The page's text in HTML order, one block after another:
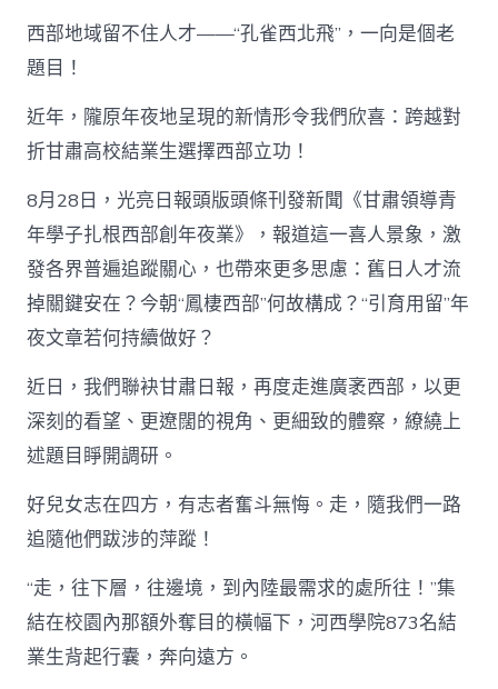
養
網
西
部，
新
期
學
子
如
許
選
甘
肅
高
校
生
創
業
的
故
事
西部地域留不住人才——“孔雀西北飛”，一向是個老
題目！
近年，隴原年夜地呈現的新情形令我們欣喜：跨越對
折甘肅高校結業生選擇西部立功！
8月28日，光亮日報頭版頭條刊發新聞《甘肅領導青
年學子扎根西部創年夜業》，報道這一喜人景象，激
發各界普遍追蹤關心，也帶來更多思慮：舊日人才流
掉關鍵安在？今朝“鳳棲西部”何故構成？“引育用留”年
夜文章若何持續做好？
近日，我們聯袂甘肅日報，再度走進廣袤西部，以更
深刻的看望、更遼闊的視角、更細致的體察，繚繞上
述題目睜開調研。
好兒女志在四方，有志者奮斗無悔。走，隨我們一路
追隨他們跋涉的萍蹤！
“走，往下層，往邊境，到內陸最需求的處所往！”集
結在校園內那額外奪目的橫幅下，河西學院873名結
業生背起行囊，奔向遠方。